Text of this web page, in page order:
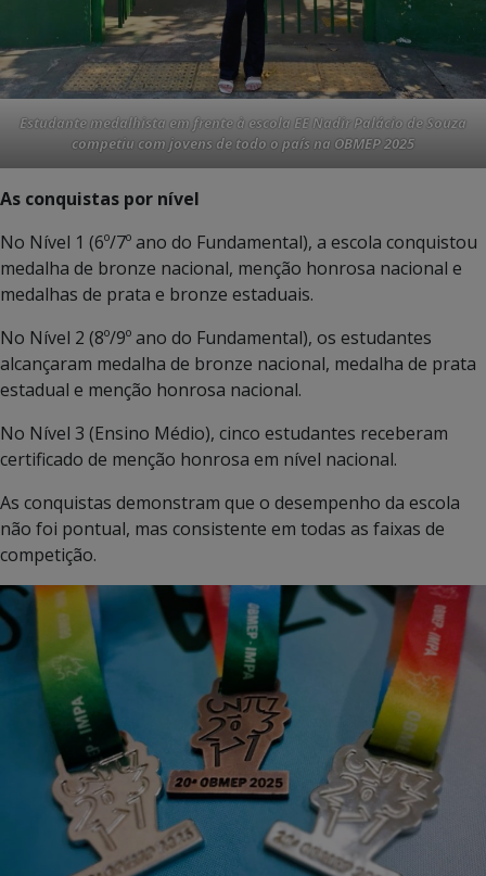
Estudante medalhista em frente à escola EE Nadir Palácio de Souza
competiu com jovens de todo o país na OBMEP 2025
As conquistas por nível
No Nível 1 (6º/7º ano do Fundamental), a escola conquistou
medalha de bronze nacional, menção honrosa nacional e
medalhas de prata e bronze estaduais.
No Nível 2 (8º/9º ano do Fundamental), os estudantes
alcançaram medalha de bronze nacional, medalha de prata
estadual e menção honrosa nacional.
No Nível 3 (Ensino Médio), cinco estudantes receberam
certificado de menção honrosa em nível nacional.
As conquistas demonstram que o desempenho da escola
não foi pontual, mas consistente em todas as faixas de
competição.